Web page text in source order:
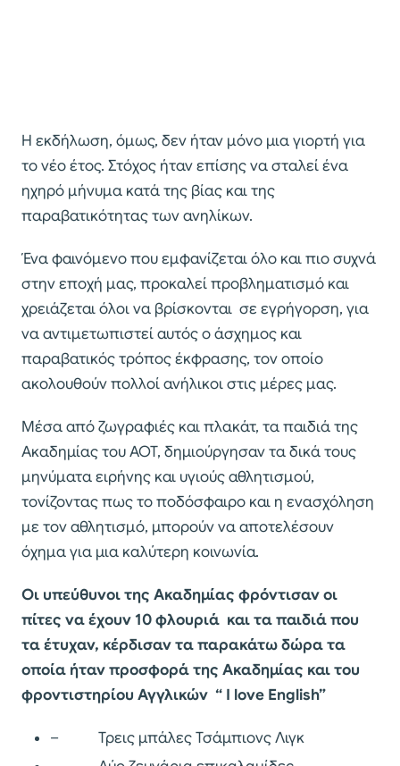
Η εκδήλωση, όμως, δεν ήταν μόνο μια γιορτή για
το νέο έτος. Στόχος ήταν επίσης να σταλεί ένα
ηχηρό μήνυμα κατά της βίας και της
παραβατικότητας των ανηλίκων.
Ένα φαινόμενο που εμφανίζεται όλο και πιο συχνά
στην εποχή μας, προκαλεί προβληματισμό και
χρειάζεται όλοι να βρίσκονται σε εγρήγορση, για
να αντιμετωπιστεί αυτός ο άσχημος και
παραβατικός τρόπος έκφρασης, τον οποίο
ακολουθούν πολλοί ανήλικοι στις μέρες μας.
Μέσα από ζωγραφιές και πλακάτ, τα παιδιά της
Ακαδημίας του ΑΟΤ, δημιούργησαν τα δικά τους
μηνύματα ειρήνης και υγιούς αθλητισμού,
τονίζοντας πως το ποδόσφαιρο και η ενασχόληση
με τον αθλητισμό, μπορούν να αποτελέσουν
όχημα για μια καλύτερη κοινωνία.
Οι υπεύθυνοι της Ακαδημίας φρόντισαν οι
πίτες να έχουν 10 φλουριά και τα παιδιά που
τα έτυχαν, κέρδισαν τα παρακάτω δώρα τα
οποία ήταν προσφορά της Ακαδημίας και του
φροντιστηρίου Αγγλικών “ I love English”
– Τρεις μπάλες Τσάμπιονς Λιγκ